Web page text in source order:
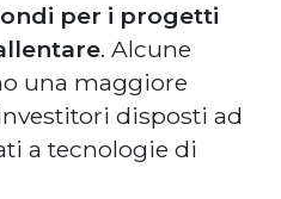
per i progetti
. Alcune
una maggiore
disposti ad
a tecnologie di